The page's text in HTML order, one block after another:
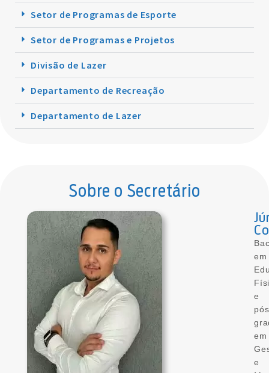
Setor de Programas de Esporte
Setor de Programas e Projetos
Divisão de Lazer
Departamento de Recreação
Departamento de Lazer
Sobre o Secretário
em
e
em
e